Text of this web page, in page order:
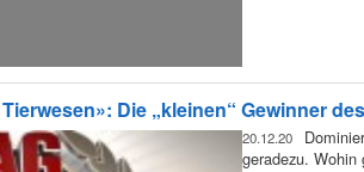
Die „kleinen“ Gewinner
20.12.20
geradezu. Wohin